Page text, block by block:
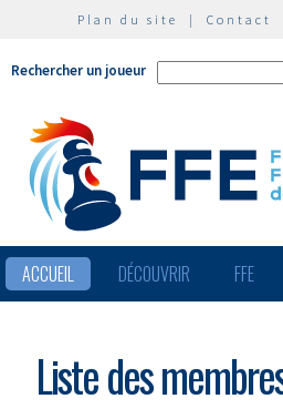
Plan du site | Contact
Rechercher un joueur
ACCUEIL DÉCOUVRIR FFE
Liste des